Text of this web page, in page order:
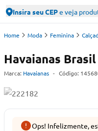
Insira seu CEPe veja
Home Moda Feminina
Havaianas
Marca: Havaianas - Código:
Ops! Infelizmente,